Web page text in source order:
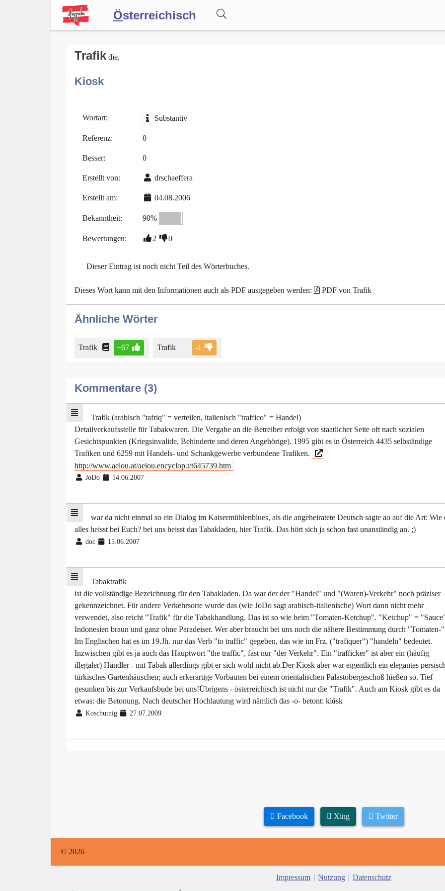
Österreichisch
Forum
Blog
Trafik die,
Kiosk
Wortart: Substantiv
Referenz: 0
Besser: 0
Erstellt von: drschaeffera
Erstellt am: 04.08.2006
Bekanntheit: 90%
Bewertungen: 2 0
Dieser Eintrag ist noch nicht Teil des Wörterbuches.
Dieses Wort kann mit den Informationen auch als PDF ausgegeben werden: PDF von Trafik
Ähnliche Wörter
Trafik +67 Trafik -1
Kommentare (3)
Trafik (arabisch "tafriq" = verteilen, italienisch "traffico" = Handel)
Detailverkaufsstelle für Tabakwaren. Die Vergabe an die Betreiber erfolgt von staatlicher Seite oft nach sozialen
Gesichtspunkten (Kriegsinvalide, Behinderte und deren Angehörige). 1995 gibt es in Österreich 4435 selbständige
Trafiken und 6259 mit Handels- und Schankgewerbe verbundene Trafiken.
http://www.aeiou.at/aeiou.encyclop.t/t645739.htm
JoDo 14.06.2007
war da nicht einmal so ein Dialog im Kaisermühlenblues, als die angeheiratete Deutsch sagte ao auf die Art: Wie
alles heisst bei Euch? bei uns heisst das Tabakladen, hier Trafik. Das hört sich ja schon fast unanständig an. ;)
doc 15.06.2007
Tabaktrafik
ist die vollständige Bezeichnung für den Tabakladen. Da war der der "Handel" und "(Waren)-Verkehr" noch präziser
gekennzeichnet. Für andere Verkehrsorte wurde das (wie JoDo sagt arabisch-italienische) Wort dann nicht mehr
verwendet, also reicht "Trafik" für die Tabakhandlung. Das ist so wie beim "Tomaten-Ketchup". "Ketchup" =
Indonesien braun und ganz ohne Paradeiser. Wer aber braucht bei uns noch die nähere Bestimmung durch "Tomaten-
Im Englischen hat es im 19.Jh. nur das Verb "to traffic" gegeben, das wie im Frz. ("trafiquer") "handeln" bedeutet.
Inzwischen gibt es ja auch das Hauptwort "the traffic", fast nur "der Verkehr". Ein "trafficker" ist aber ein (häufig
illegaler) Händler - mit Tabak allerdings gibt er sich wohl nicht ab.Der Kiosk aber war eigentlich ein elegantes
türkisches Gartenhäuschen; auch erkerartige Vorbauten bei einem orientalischen Palastobergeschoß hießen so. Tief
gesunken bis zur Verkaufsbude bei uns!Übrigens - österreichisch ist nicht nur die "Trafik". Auch am Kiosk gibt es da
etwas: die Betonung. Nach deutscher Hochlautung wird nämlich das -o- betont: kiósk
Koschutnig 27.07.2009
Facebook Xing Twitter
© 2026
Impressum | Nutzung | Datenschutz